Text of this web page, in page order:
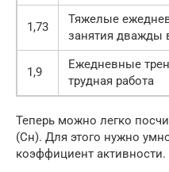
1,73
Тяжелые
занятия дважды
1,9
Ежедневные
трудная работа
Теперь можно легко
(Сн). Для этого нужно
коэффициент активности.